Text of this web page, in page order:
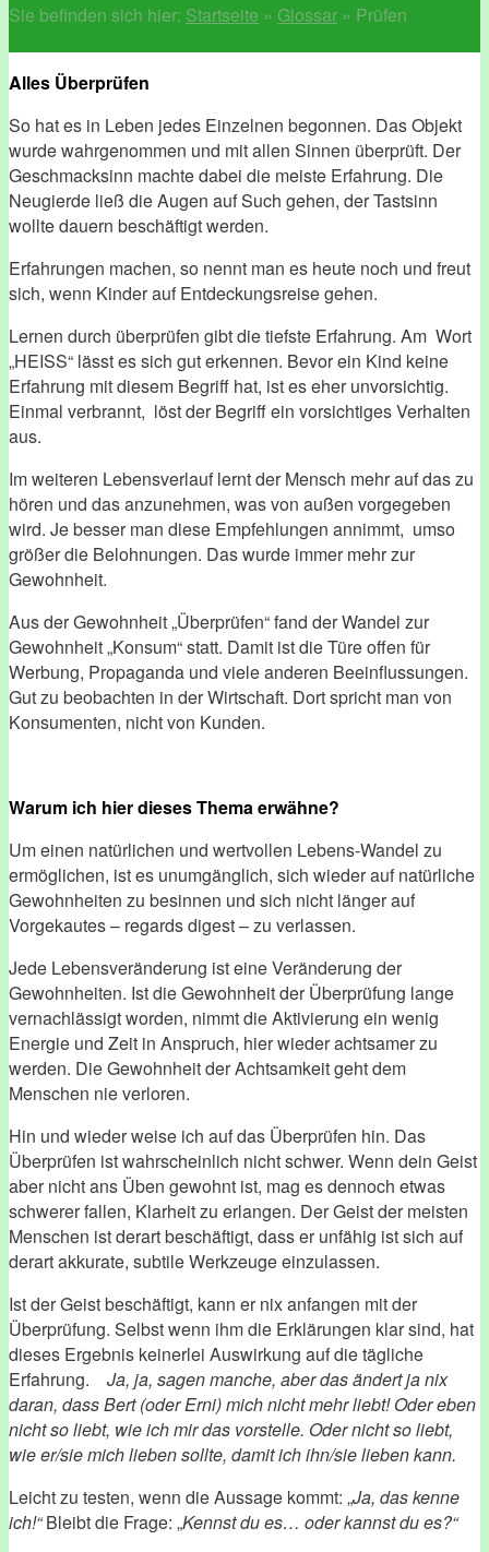
Sie befinden sich hier: Startseite » Glossar » Prüfen
Alles Überprüfen
So hat es in Leben jedes Einzelnen begonnen. Das Objekt
wurde wahrgenommen und mit allen Sinnen überprüft. Der
Geschmacksinn machte dabei die meiste Erfahrung. Die
Neugierde ließ die Augen auf Such gehen, der Tastsinn
wollte dauern beschäftigt werden.
Erfahrungen machen, so nennt man es heute noch und freut
sich, wenn Kinder auf Entdeckungsreise gehen.
Lernen durch überprüfen gibt die tiefste Erfahrung. Am Wort
„HEISS“ lässt es sich gut erkennen. Bevor ein Kind keine
Erfahrung mit diesem Begriff hat, ist es eher unvorsichtig.
Einmal verbrannt, löst der Begriff ein vorsichtiges Verhalten
aus.
Im weiteren Lebensverlauf lernt der Mensch mehr auf das zu
hören und das anzunehmen, was von außen vorgegeben
wird. Je besser man diese Empfehlungen annimmt, umso
größer die Belohnungen. Das wurde immer mehr zur
Gewohnheit.
Aus der Gewohnheit „Überprüfen“ fand der Wandel zur
Gewohnheit „Konsum“ statt. Damit ist die Türe offen für
Werbung, Propaganda und viele anderen Beeinflussungen.
Gut zu beobachten in der Wirtschaft. Dort spricht man von
Konsumenten, nicht von Kunden.
Warum ich hier dieses Thema erwähne?
Um einen natürlichen und wertvollen Lebens-Wandel zu
ermöglichen, ist es unumgänglich, sich wieder auf natürliche
Gewohnheiten zu besinnen und sich nicht länger auf
Vorgekautes – regards digest – zu verlassen.
Jede Lebensveränderung ist eine Veränderung der
Gewohnheiten. Ist die Gewohnheit der Überprüfung lange
vernachlässigt worden, nimmt die Aktivierung ein wenig
Energie und Zeit in Anspruch, hier wieder achtsamer zu
werden. Die Gewohnheit der Achtsamkeit geht dem
Menschen nie verloren.
Hin und wieder weise ich auf das Überprüfen hin. Das
Überprüfen ist wahrscheinlich nicht schwer. Wenn dein Geist
aber nicht ans Üben gewohnt ist, mag es dennoch etwas
schwerer fallen, Klarheit zu erlangen. Der Geist der meisten
Menschen ist derart beschäftigt, dass er unfähig ist sich auf
derart akkurate, subtile Werkzeuge einzulassen.
Ist der Geist beschäftigt, kann er nix anfangen mit der
Überprüfung. Selbst wenn ihm die Erklärungen klar sind, hat
dieses Ergebnis keinerlei Auswirkung auf die tägliche
Erfahrung. Ja, ja, sagen manche, aber das ändert ja nix
daran, dass Bert (oder Erni) mich nicht mehr liebt! Oder eben
nicht so liebt, wie ich mir das vorstelle. Oder nicht so liebt,
wie er/sie mich lieben sollte, damit ich ihn/sie lieben kann.
Leicht zu testen, wenn die Aussage kommt: „Ja, das kenne
ich!“Bleibt die Frage: „Kennst du es… oder kannst du es?“